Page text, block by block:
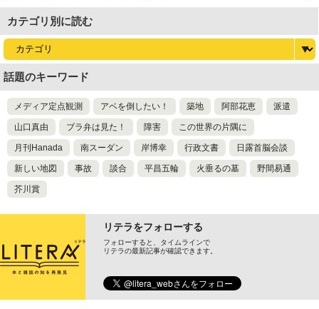
カテゴリ別に読む
話題のキーワード
メディア定点観測 アベを倒したい！ 築地 阿部花恵 派遣
山口真由 ブラ弁は見た！ 障害 この世界の片隅に
月刊Hanada 南スーダン 岸博幸 行政文書 日露首脳会談
新しい地図 事故 談合 平昌五輪 火垂るの墓 野間易通
芥川賞
リテラをフォローする
フォローすると、タイムラインで
リテラの最新記事が確認できます。